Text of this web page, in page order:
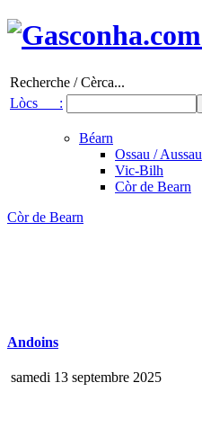
Recherche / Cèrca...
Lòcs :
Béarn
Ossau / Aussau
Vic-Bilh
Còr de Bearn
Còr de Bearn
Andoins
samedi 13 septembre 2025